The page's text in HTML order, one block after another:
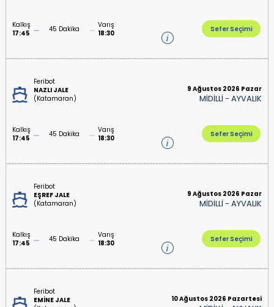
Kalkış
17:45
45 Dakika
Varış
18:30
Sefer Seçimi
Feribot
NAZLI JALE
(Katamaran)
9 Ağustos 2026 Pazar
MİDİLLİ-AYVALIK
Kalkış
17:45
45 Dakika
Varış
18:30
Sefer Seçimi
Feribot
EŞREF JALE
(Katamaran)
9 Ağustos 2026 Pazar
MİDİLLİ-AYVALIK
Kalkış
17:45
45 Dakika
Varış
18:30
Sefer Seçimi
Feribot
EMİNE JALE
10 Ağustos 2026 Pazartesi